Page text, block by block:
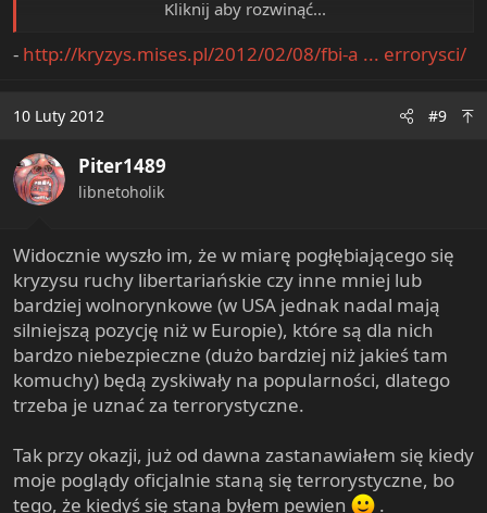
environmental regulations and believe the United States
Ekstremiści mogą odmawiać płacenia podatków (jak
ochronie środowiska (jak sam rząd, który ma
ograniczoną odpowiedzialność do pewnej wielkości
szkód?) i „wierzyć w to, że USA zbankrutowało
zobaczyłem tę informację na zerohedge, to ciężko było
uwierzyć.
Można się tylko zastanawiać, jak pokrętna musiała być
droga tego stwierdzenia o „standardzie złota”, że znalazło
się w takim komunikacie. W normalnych warunkach
pomyślałbym, że to dowcip, ale wygląda na to, że FBI
niechcący się wygadało, kogo monitoruje i na co wydaje
FBI najwyraźniej obserwuje serwery i strony, które
zwracają uwagę na to, że za czasów standardu złota (XIX
Kliknij aby rozwinąć...
- http://kryzys.mises.pl/2012/02/08/fbi-a ... errorysci/
10 Luty 2012 #9
Piter1489
libnetoholik
Widocznie wyszło im, że w miarę pogłębiającego się
kryzysu ruchy libertariańskie czy inne mniej lub
bardziej wolnorynkowe (w USA jednak nadal mają
silniejszą pozycję niż w Europie), które są dla nich
bardzo niebezpieczne (dużo bardziej niż jakieś tam
komuchy) będą zyskiwały na popularności, dlatego
trzeba je uznać za terrorystyczne.
Tak przy okazji, już od dawna zastanawiałem się kiedy
moje poglądy oficjalnie staną się terrorystyczne, bo
tego, że kiedyś się staną byłem pewien
.